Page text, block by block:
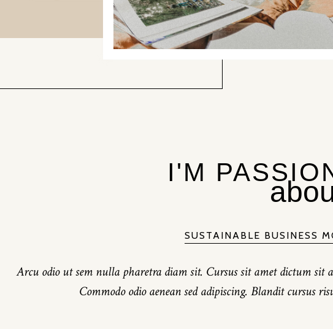
I'M
SUSTAINABLE BUSINESS
Arcu odio ut sem nulla pharetra diam sit. Cursus sit amet dictum sit
Commodo odio aenean sed adipiscing. Blandit cursus